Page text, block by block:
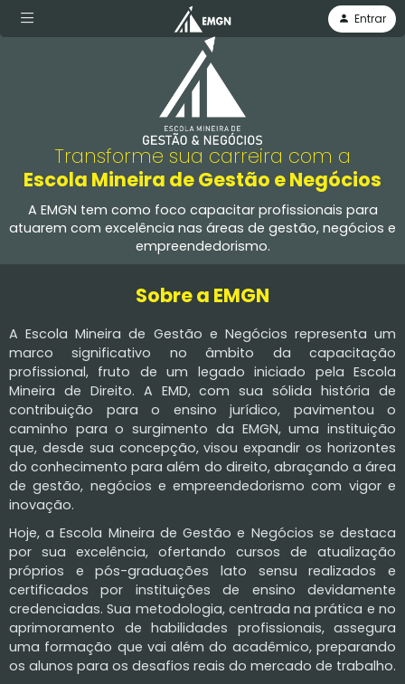
Entrar
Transforme sua carreira com a
Escola Mineira de Gestão e Negócios
A EMGN tem como foco capacitar profissionais para
atuarem com excelência nas áreas de gestão, negócios e
empreendedorismo.
Sobre a EMGN
A Escola Mineira de Gestão e Negócios representa um
marco significativo no âmbito da capacitação
profissional, fruto de um legado iniciado pela Escola
Mineira de Direito. A EMD, com sua sólida história de
contribuição para o ensino jurídico, pavimentou o
caminho para o surgimento da EMGN, uma instituição
que, desde sua concepção, visou expandir os horizontes
do conhecimento para além do direito, abraçando a área
de gestão, negócios e empreendedorismo com vigor e
inovação.
Hoje, a Escola Mineira de Gestão e Negócios se destaca
por sua excelência, ofertando cursos de atualização
próprios e pós-graduações lato sensu realizados e
certificados por instituições de ensino devidamente
credenciadas. Sua metodologia, centrada na prática e no
aprimoramento de habilidades profissionais, assegura
uma formação que vai além do acadêmico, preparando
os alunos para os desafios reais do mercado de trabalho.